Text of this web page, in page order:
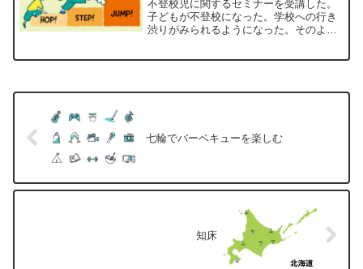
不登校児に関するセミナーを受講した。
子どもが不登校になった。学校への行き
渋りがみられるようになった。そのよう
七輪でバーベキューを楽しむ
知床